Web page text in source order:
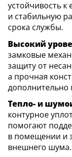
устойчивость
и стабильную
срока службы.
Высокий
замковые
защиту от
а прочная
Тепло- и
контурное
помогают
в помещении и
внешнего шума.